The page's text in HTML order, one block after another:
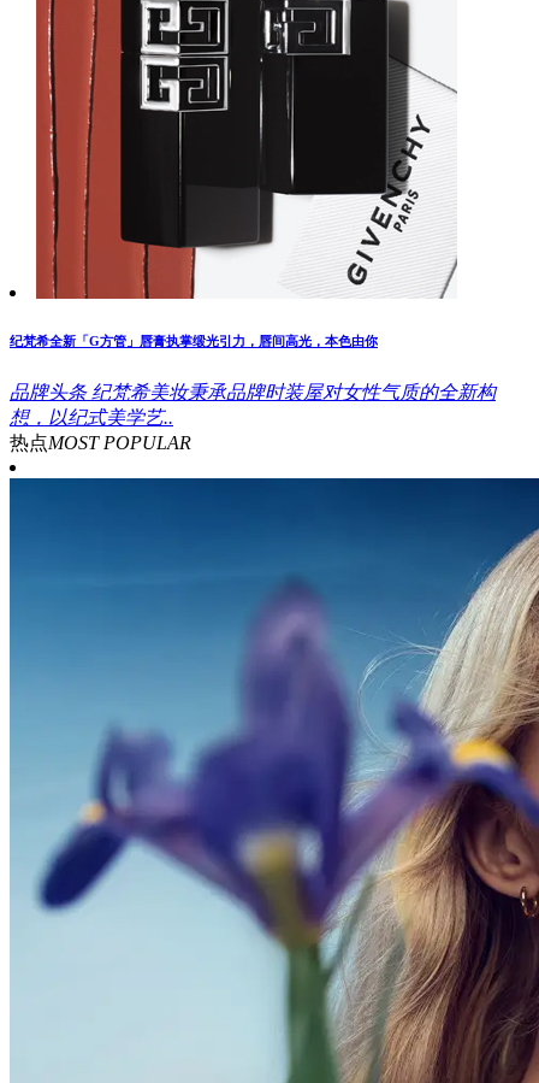
纪梵希全新「G方管」唇膏执掌缎光引力，唇间高光，本色由你
品牌头条 纪梵希美妆秉承品牌时装屋对女性气质的全新构
想，以纪式美学艺..
热点MOST POPULAR